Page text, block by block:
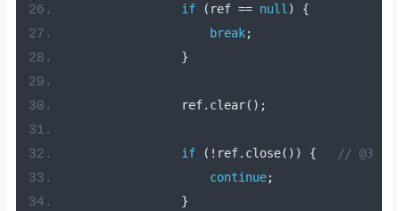
if
( ref == null )
{
break;
}
                ref
. clear();
if (! ref. close()) {
// @3
continue;
}